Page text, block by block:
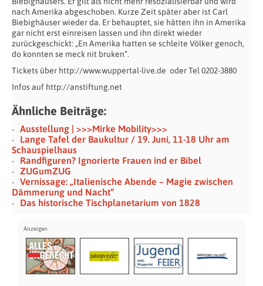
nach Amerika abgeschoben. Kurze Zeit später aber ist Carl
Biebighäuser wieder da. Er behauptet, sie hätten ihn in Amerika
gar nicht erst einreisen lassen und ihn direkt wieder
zurückgeschickt: „En Amerika hatten se schleite Völker genoch,
do konnten se meck nit bruken“.
Tickets über http://www.wuppertal-live.de oder Tel 0202-3880
Infos auf http://anstiftung.net
Ähnliche Beiträge:
Ausstellung | >>>Mirke Mobility>>>
Lange Tafel der Baukultur / 19. Juni, 11-18 Uhr am
Schauspielhaus
Randfiguren? Ignorierte Frauen ind er Bibel
ZUGumZUG
Vernissage: „Italienische Abende – Magie zwischen
Dämmerung und Nacht“
Das historische Tischplanetarium von 1828